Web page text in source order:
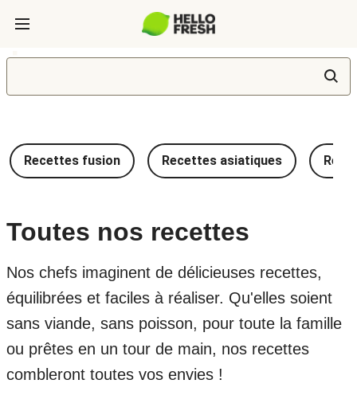
Recettes fusion Recettes asiatiques
Toutes nos recettes
Nos chefs imaginent de délicieuses recettes,
équilibrées et faciles à réaliser. Qu'elles soient
sans viande, sans poisson, pour toute la famille
ou prêtes en un tour de main, nos recettes
combleront toutes vos envies !